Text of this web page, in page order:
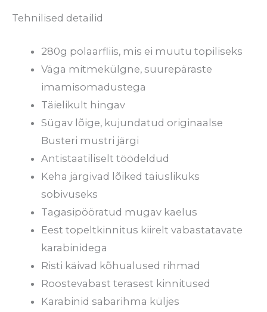
Tehnilised detailid
280g polaarfliis, mis ei muutu topiliseks
Väga mitmekülgne, suurepäraste
imamisomadustega
Täielikult hingav
Sügav lõige, kujundatud originaalse
Busteri mustri järgi
Antistaatiliselt töödeldud
Keha järgivad lõiked täiuslikuks
sobivuseks
Tagasipööratud mugav kaelus
Eest topeltkinnitus kiirelt vabastatavate
karabinidega
Risti käivad kõhualused rihmad
Roostevabast terasest kinnitused
Karabinid sabarihma küljes